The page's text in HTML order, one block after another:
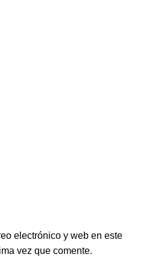
electrónico y web en este
vez que comente.